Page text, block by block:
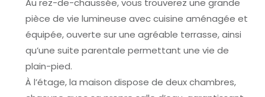
pièce de vie lumineuse avec cuisine aménagée et
équipée, ouverte sur une agréable terrasse, ainsi
qu’une suite parentale permettant une vie de
plain-pied.
À l’étage, la maison dispose de deux chambres,